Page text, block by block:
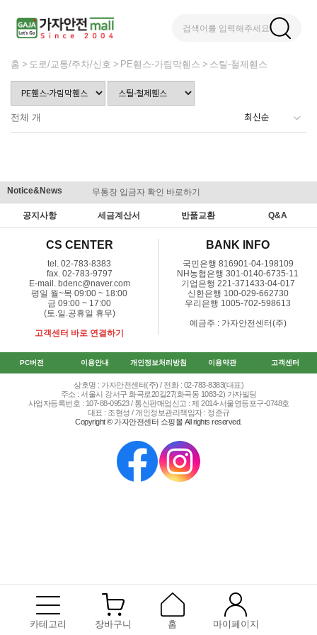
검색어를 입력해주세요
카테고리 장바구니 홈 마이페이지
홈 도로/교통/주차/신호 PE휀스-가림막휀스 스틸-철제휀스
전체 개
Notice&News 무통장 입금자 확인 바로하기
공지사항 세금계산서 반품교환 Q&A
CS CENTER
tel. 02-783-8383
fax. 02-783-9797
E-mail. bdenc@naver.com
평일 월~목 09:00 ~ 18:00
금 09:00 ~ 17:00
(토.일.공휴일 휴무)
고객센터 바로 연결하기
BANK INFO
국민은행 816901-04-198109
NH농협은행 301-0140-6735-11
기업은행 221-371433-04-017
신한은행 100-029-662730
우리은행 1005-702-598613
예금주 : 가자안전센터(주)
PC버전 이용안내 개인정보처리방침 이용약관 고객센터
상호명 : 가자안전센터(주) / 전화 : 02-783-8383(대표)
주소 : 서울시 강서구 화곡로20길27(화곡동 1083-2) 가자빌딩
사업자등록번호 : 107-88-09523 / 통신판매업신고 : 제 2014-서울영등포구-0748호
대표 : 조현성 / 개인정보관리책임자 : 정준규
Copyright © 가자안전센터 쇼핑몰 All rights reserved.